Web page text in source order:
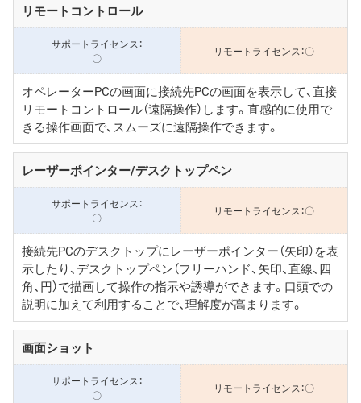
リモートコントロール
〇 〇
オペレーターPCの画面に接続先PCの画面を表示して、直接
リモートコントロール（遠隔操作）します。直感的に使用で
きる操作画面で、スムーズに遠隔操作できます。
レーザーポインター/デスクトップペン
〇 〇
接続先PCのデスクトップにレーザーポインター（矢印）を表
示したり、デスクトップペン（フリーハンド、矢印、直線、四
角、円）で描画して操作の指示や誘導ができます。口頭での
説明に加えて利用することで、理解度が高まります。
画面ショット
〇 〇